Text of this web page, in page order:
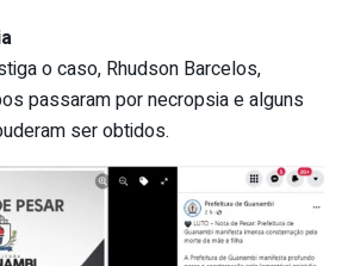
o caso, Rhudson Barcelos,
passaram por necropsia e alguns
ser obtidos.